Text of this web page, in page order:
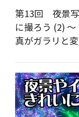
第13回 夜景写
に撮ろう (2)
真がガラリと